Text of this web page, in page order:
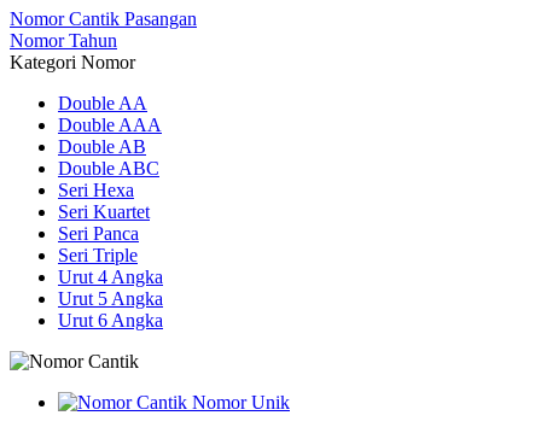
Nomor Cantik Pasangan
Nomor Tahun
Kategori Nomor
Double AA
Double AAA
Double AB
Double ABC
Seri Hexa
Seri Kuartet
Seri Panca
Seri Triple
Urut 4 Angka
Urut 5 Angka
Urut 6 Angka